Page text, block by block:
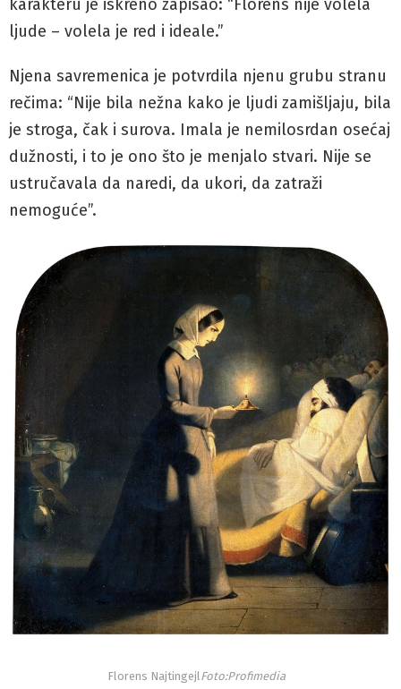
karakteru je iskreno zapisao: “Florens nije volela
ljude – volela je red i ideale.”
Njena savremenica je potvrdila njenu grubu stranu
rečima: “Nije bila nežna kako je ljudi zamišljaju, bila
je stroga, čak i surova. Imala je nemilosrdan osećaj
dužnosti, i to je ono što je menjalo stvari. Nije se
ustručavala da naredi, da ukori, da zatraži
nemoguće”.
Florens NajtingejlFoto:Profimedia